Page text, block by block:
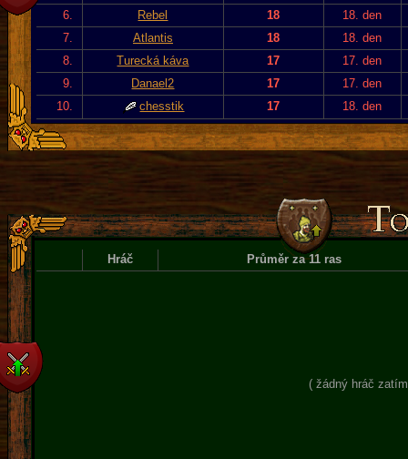
6.
Rebel 18
18. den
7.
Atlantis 18
18. den
8.
Turecká káva 17
17. den
9.
Danael2 17
17. den
10.
chesstik 17 18. den
Hráč Průměr za 11 ras
( žádný hráč